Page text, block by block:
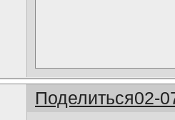
Поделиться02-